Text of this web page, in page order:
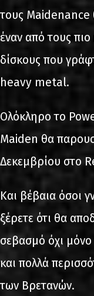
τους
έναν από τους πιο
δίσκους που
heavy metal.
Ολόκληρο το
Maiden θα
Δεκεμβρίου στο
Και βέβαια όσοι
ξέρετε ότι θα
σεβασμό όχι
και πολλά
των Βρετανών.